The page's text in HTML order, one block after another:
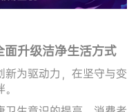
面升级洁净生活方式
为驱动力， 在坚守与变